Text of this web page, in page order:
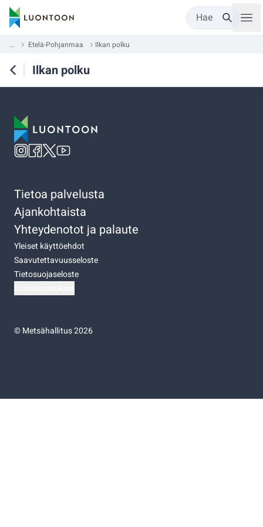
Hae
... Etelä-Pohjanmaa Ilkan polku
Ilkan polku
Tietoa palvelusta
Ajankohtaista
Yhteydenotot ja palaute
Yleiset käyttöehdot
Saavutettavuusseloste
Tietosuojaseloste
©Metsähallitus 2026